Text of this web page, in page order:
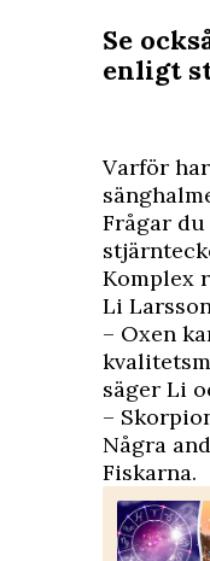
Se
enligt
Varför
Frågar
Komplex
Li
– Oxen
säger Li
–
Några
Fiskarna.